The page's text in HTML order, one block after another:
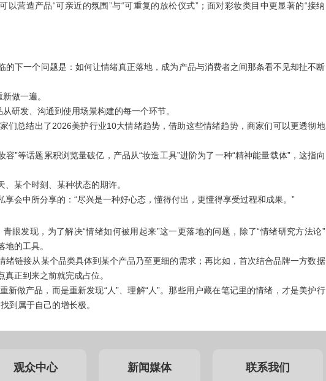
以营造产品“可亲近的氛围”与“可重复的放松仪式”；面对彩妆类目中更显著的“接纳
下一个问题是：如何让情绪真正落地，成为产品与消费者之间那条看不见却扯不断
新做一遍。
研发、沟通到使用场景构建的每一个环节。
们总结出了2026美护行业10大情绪趋势 ，借助这些情绪趋势，商家们可以更透彻地
容”等话题累积浏览量破亿，产品从“妆造工具”进阶为了一种“精神能量载体”，这指向
某个时刻、某种状态的期许。
会中所分享的： “尽兴是一种好心态，懂得付出，更懂得享受过程和成果。”
眼发现，为了解决“情绪如何被用起来”这一更落地的问题，除了“情绪研究方法论”
地的工具。
链接从某个品类具体到某个产品乃至更细的需求；再比如，首次结合品牌一方数据
正到来之前就完成占位。
新做产品，而是重新发现“人”、理解“人”。那些用户藏在笔记里的情绪，才是美护行
到属于自己的增长极。
观众中心 新闻媒体 联系我们